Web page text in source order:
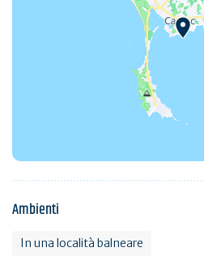
Ambienti
In una località balneare